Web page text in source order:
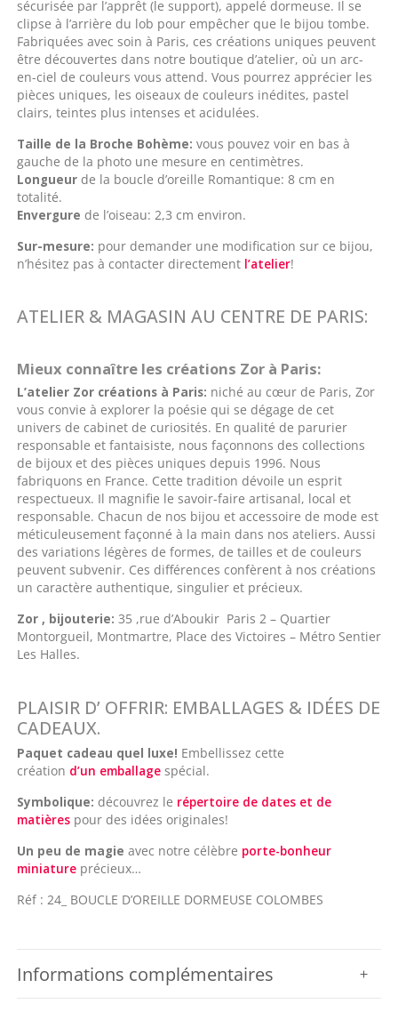
sécurisée par l’apprêt (le support), appelé dormeuse. Il se
clipse à l’arrière du lob pour empêcher que le bijou tombe.
Fabriquées avec soin à Paris, ces créations uniques peuvent
être découvertes dans notre boutique d’atelier, où un arc-
en-ciel de couleurs vous attend. Vous pourrez apprécier les
pièces uniques, les oiseaux de couleurs inédites, pastel
clairs, teintes plus intenses et acidulées.
Taille de la Broche Bohème: vous pouvez voir en bas à
gauche de la photo une mesure en centimètres.
Longueurde la boucle d’oreille Romantique: 8 cm en
totalité.
Envergure de l’oiseau: 2,3 cm environ.
Sur-mesure: pour demander une modification sur ce bijou,
n’hésitez pas à contacter directement l’atelier!
ATELIER & MAGASIN AU CENTRE DE PARIS:
Mieux connaître les créations Zor à Paris:
L’atelier Zor créations à Paris: niché au cœur de Paris, Zor
vous convie à explorer la poésie qui se dégage de cet
univers de cabinet de curiosités. En qualité de parurier
responsable et fantaisiste, nous façonnons des collections
de bijoux et des pièces uniques depuis 1996. Nous
fabriquons en France. Cette tradition dévoile un esprit
respectueux. Il magnifie le savoir-faire artisanal, local et
responsable. Chacun de nos bijou et accessoire de mode est
méticuleusement façonné à la main dans nos ateliers. Aussi
des variations légères de formes, de tailles et de couleurs
peuvent subvenir. Ces différences confèrent à nos créations
un caractère authentique, singulier et précieux.
Zor , bijouterie: 35 ,rue d’Aboukir Paris 2 – Quartier
Montorgueil, Montmartre, Place des Victoires – Métro Sentier
Les Halles.
PLAISIR D’ OFFRIR: EMBALLAGES & IDÉES DE
CADEAUX.
Paquet cadeau quel luxe! Embellissez cette
création d’un emballagespécial.
Symbolique: découvrez le répertoire de dates et de
matièrespour des idées originales!
Un peu de magie avec notre célèbre porte-bonheur
miniatureprécieux…
Réf : 24_ BOUCLE D’OREILLE DORMEUSE COLOMBES
Informations complémentaires